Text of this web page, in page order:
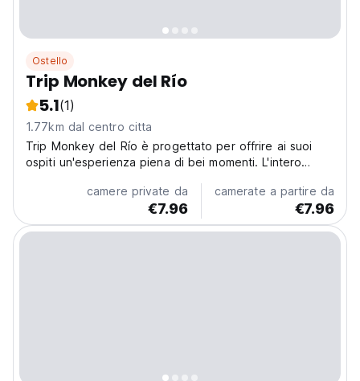
Ostello
Trip Monkey del Río
5.1(1)
1.77km dal centro citta
Trip Monkey del Río è progettato per offrire ai suoi
ospiti un'esperienza piena di bei momenti. L'intero
ricchezza naturale della destinazione, con vista sul
fiume e sulle montagne.
camere private da
€7.96
camerate a partire da
€7.96